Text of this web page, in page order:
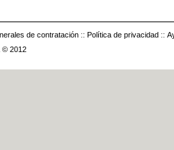
de contratación :: Política de privacidad ::
© 2012